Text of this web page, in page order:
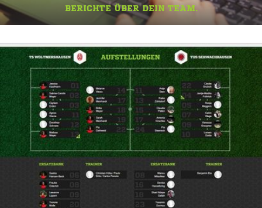
BERICHTE ÜBER DEIN TEAM.